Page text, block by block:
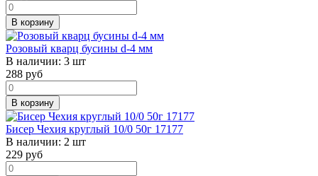
В корзину
Розовый кварц бусины d-4 мм
В наличии: 3 шт
288 руб
В корзину
Бисер Чехия круглый 10/0 50г 17177
В наличии: 2 шт
229 руб